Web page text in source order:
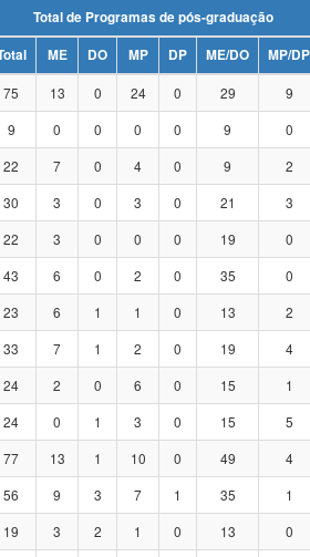
Total de Programas de pós-graduação
ME DO MP DP ME/DO MP/DP
75 13 0 24 0 29 9
9 0 0 0 0 9 0
22 7 0 4 0 9 2
30 3 0 3 0 21 3
22 3 0 0 0 19 0
43 6 0 2 0 35 0
23 6 1 1 0 13 2
33 7 1 2 0 19 4
24 2 0 6 0 15 1
24 0 1 3 0 15 5
77 13 1 10 0 49 4
56 9 3 7 1 35 1
19 3 2 1 0 13 0